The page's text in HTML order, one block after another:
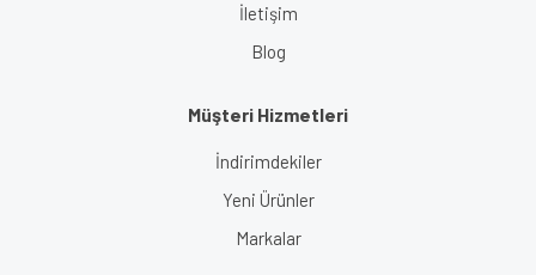
İletişim
Blog
Müşteri Hizmetleri
İndirimdekiler
Yeni Ürünler
Markalar